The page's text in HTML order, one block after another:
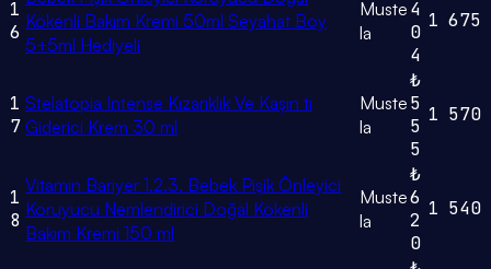
1
6 Kökenli Bakım Kremi 50ml Seyahat Boy
5+5ml Hediyeli
Muste
la
4
0
4
1 675
1
7
Stelatopia Intense Kızarıklık Ve Kaşın tı
Giderici Krem 30 ml
Muste
la
₺
5
5
5
1 570
1
8
Vitamin Bariyer 1.2.3. Bebek Pişik Önleyici
Koruyucu Nemlendirici Doğal Kökenli
Bakım Kremi 150 ml
Muste
la
₺
6
2
0
1 540